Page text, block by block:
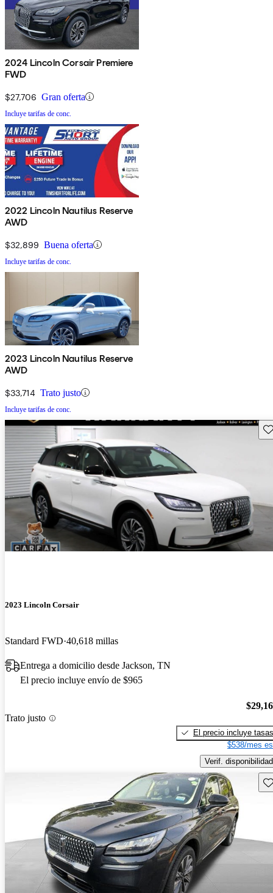
2024 Lincoln Corsair Premiere
FWD
$27,706 Gran oferta
Incluye tarifas de conc.
2022 Lincoln Nautilus Reserve
AWD
$32,899 Buena oferta
Incluye tarifas de conc.
2023 Lincoln Nautilus Reserve
AWD
$33,714 Trato justo
Incluye tarifas de conc.
2023 Lincoln Corsair
Standard FWD 40,618 millas
Entrega a domicilio desde Jackson, TN
El precio incluye envío de $965
Trato justo
El precio incluye tasas
$538/mes
Verif. disponibilidad